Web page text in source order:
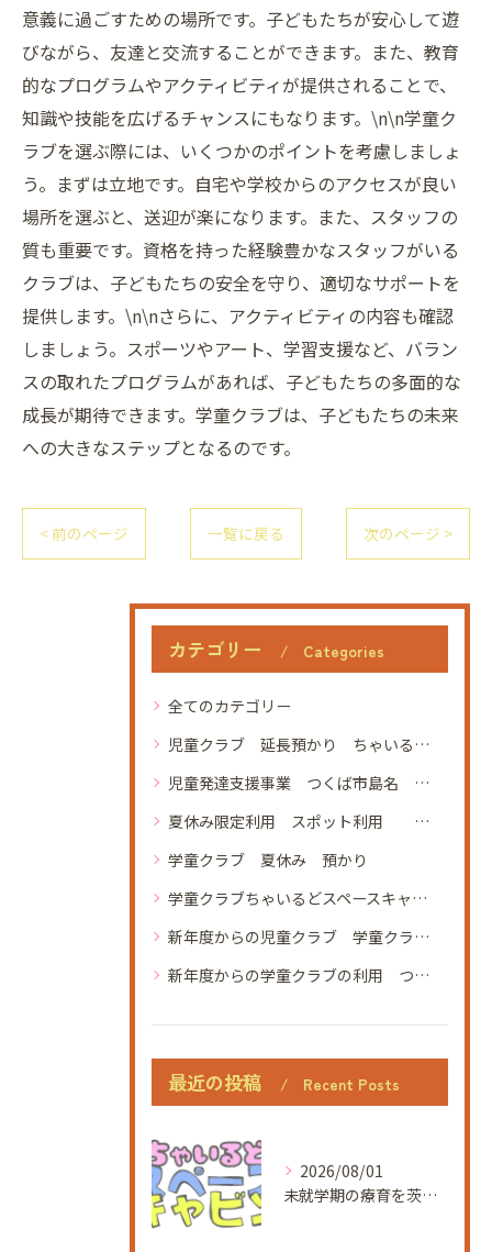
意義に過ごすための場所です。子どもたちが安心して遊
びながら、友達と交流することができます。また、教育
的なプログラムやアクティビティが提供されることで、
知識や技能を広げるチャンスにもなります。\n\n学童ク
ラブを選ぶ際には、いくつかのポイントを考慮しましょ
う。まずは立地です。自宅や学校からのアクセスが良い
場所を選ぶと、送迎が楽になります。また、スタッフの
質も重要です。資格を持った経験豊かなスタッフがいる
クラブは、子どもたちの安全を守り、適切なサポートを
提供します。\n\nさらに、アクティビティの内容も確認
しましょう。スポーツやアート、学習支援など、バラン
スの取れたプログラムがあれば、子どもたちの多面的な
成長が期待できます。学童クラブは、子どもたちの未来
への大きなステップとなるのです。
< 前のページ 一覧に戻る 次のページ >
カテゴリー Categories
全てのカテゴリー
児童クラブ 延長預かり ちゃいるどスペースキャビン
児童発達支援事業 つくば市島名 あっぷびーと 利用者募集 土曜開所 未就学児 発達が気になる 発達障害
夏休み限定利用 スポット利用 児童クラブ 学童クラブ 学童保育 ちゃいるどスペースキャビン つくば市 葛城小学校 手代木南小学校 松代小学校 学園の森義務療育学校 研究学園小学校 春日学園 定員45名 空きあり 見学
学童クラブ 夏休み 預かり
学童クラブちゃいるどスペースキャビン
新年度からの児童クラブ 学童クラブ 学童保育 ちゃいるどスペースキャビン つくば市 葛城小学校 手代木南小学校 松代小学校 学園の森義務療育学校 研究学園小学校 春日学園 定員45名 空きあり 見学 4月から
新年度からの学童クラブの利用 つくば市西大橋 ちゃいるどスペースキャビン 小学生 放課後 見学 体験 土曜開所 夏休み イベント
最近の投稿 Recent Posts
2026/08/01
未就学期の療育を茨城県つくば市泊崎で始めるための基礎知識と活用ガイド